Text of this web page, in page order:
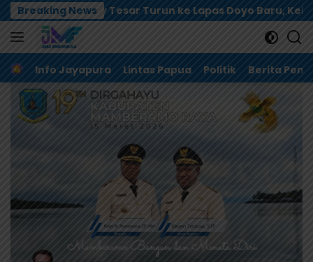
Langsung
ke
konten
Breaking News
Tesar Turun ke Lapas Doyo Baru, Kebutuhan Alkes
Home
Info Jayapura Lintas Papua Politik Berita